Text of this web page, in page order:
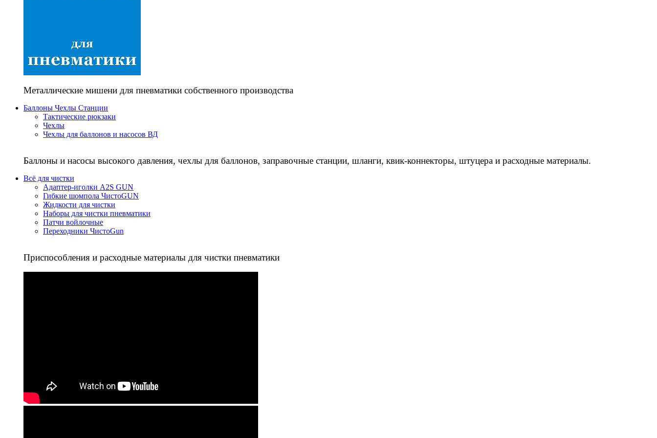
Металлические мишени для пневматики собственного производства
Баллоны Чехлы Станции
Тактические рюкзаки
Чехлы
Чехлы для баллонов и насосов ВД
Баллоны и насосы высокого давления, чехлы для баллонов, заправочные станции, шланги, квик-коннекторы, штуцера и расходные материалы.
Всё для чистки
Адаптер-иголки A2S GUN
Гибкие шомпола ЧистоGUN
Жидкости для чистки
Наборы для чистки пневматики
Патчи войлочные
Переходники ЧистоGun
Приспособления и расходные материалы для чистки пневматики